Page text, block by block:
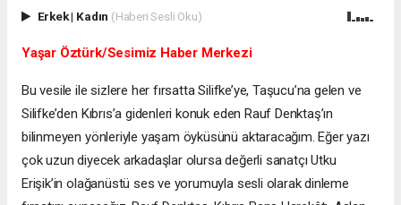
Erkek| Kadın (Haberi Sesli Oku)
Yaşar Öztürk/Sesimiz Haber Merkezi
Bu vesile ile sizlere her fırsatta Silifke’ye, Taşucu’na gelen ve
Silifke’den Kıbrıs’a gidenleri konuk eden Rauf Denktaş’ın
bilinmeyen yönleriyle yaşam öyküsünü aktaracağım. Eğer yazı
çok uzun diyecek arkadaşlar olursa değerli sanatçı Utku
Erişik’in olağanüstü ses ve yorumuyla sesli olarak dinleme